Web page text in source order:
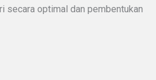
secara optimal dan pembentukan